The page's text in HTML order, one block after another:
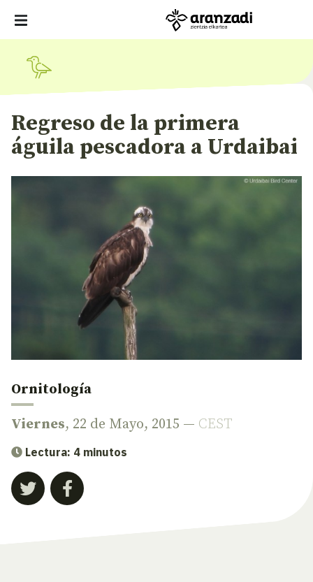
Regreso de la primera
águila pescadora a Urdaibai
Ornitología
Viernes, 22 de Mayo, 2015 — CEST
Lectura: 4 minutos